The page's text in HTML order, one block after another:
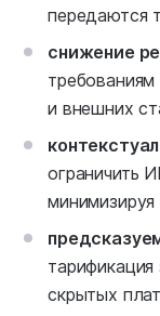
передаются
снижение
и внешних
ограничить
скрытых